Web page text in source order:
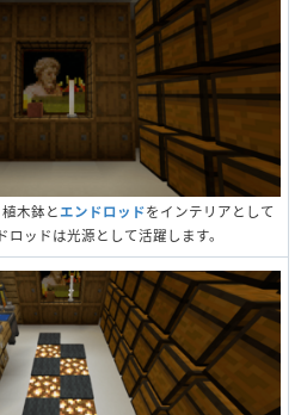
木鉢とエンドロッドをインテリアとして
ロッドは光源として活躍します。